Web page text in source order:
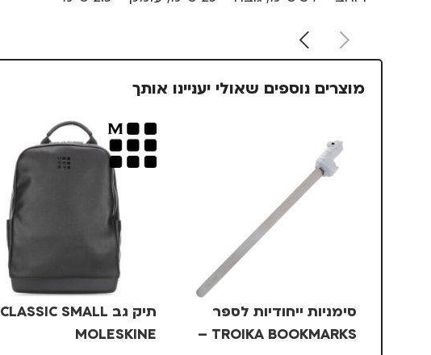
מוצרים נוספים שאולי יעניינו אותך
סימניות ייחודיות לספר
TROIKA BOOKMARKS –
תיק גב CLASSIC SMALL
MOLESKINE